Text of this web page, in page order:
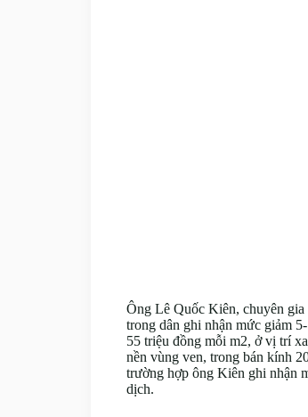
Ông Lê Quốc Kiên, chuyên
trong dân ghi nhận mức giảm
55 triệu đồng mỗi m2, ở vị trí
nền vùng ven, trong bán kính
trường hợp ông Kiên ghi nhận
dịch.